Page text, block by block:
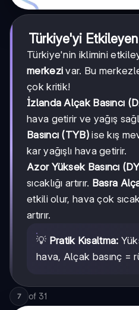
Türkiye'yi
Türkiye'nin iklimini
merkezi var. Bu
çok kritik!
İzlanda Alçak Basıncı
hava getirir ve yağış
Basıncı (TYB)ise kış
kar yağışlı hava getirir.
Azor Yüksek Basıncı
sıcaklığı artırır. Basra
etkili olur, hava çok
artırır.
💡 Pratik Kısaltma:
hava, Alçak basınç =
7 of 31